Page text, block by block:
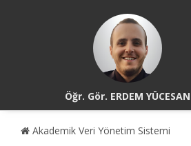
Öğr. Gör. ERDEM YÜCESAN
Akademik Veri Yönetim Sistemi